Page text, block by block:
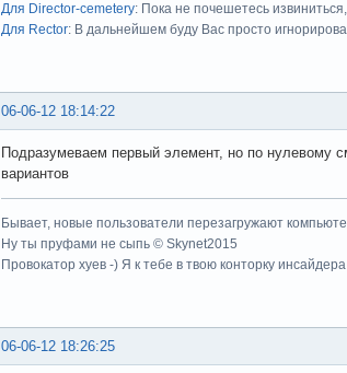
Для Director-cemetery: Пока не почешетесь
Для Rector: В дальнейшем буду Вас просто
06-06-12 18:14:22
Подразумеваем первый элемент, но по нулевому
вариантов
Бывает, новые пользователи перезагружают
Ну ты пруфами не сыпь © Skynet2015
Провокатор хуев -) Я к тебе в твою конторку
06-06-12 18:26:25